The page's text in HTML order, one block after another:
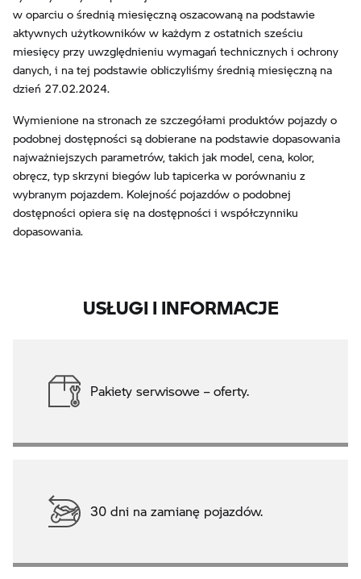
w oparciu o średnią miesięczną oszacowaną na podstawie
aktywnych użytkowników w każdym z ostatnich sześciu
miesięcy przy uwzględnieniu wymagań technicznych i ochrony
danych, i na tej podstawie obliczyliśmy średnią miesięczną na
dzień 27.02.2024.
Wymienione na stronach ze szczegółami produktów pojazdy o
podobnej dostępności są dobierane na podstawie dopasowania
najważniejszych parametrów, takich jak model, cena, kolor,
obręcz, typ skrzyni biegów lub tapicerka w porównaniu z
wybranym pojazdem. Kolejność pojazdów o podobnej
dostępności opiera się na dostępności i współczynniku
dopasowania.
USŁUGI I INFORMACJE
Pakiety serwisowe – oferty.
30 dni na zamianę pojazdów.